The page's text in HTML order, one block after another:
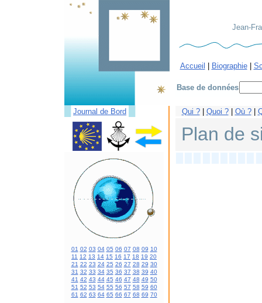
Jean-
Accueil Biographie
Base de données
Journal de Bord Qui ? Quoi ? Où ?
Plan de
01 02 03 04 05 06 07 08 09 10
11 12 13 14 15 16 17 18 19 20
21 22 23 24 25 26 27 28 29 30
31 32 33 34 35 36 37 38 39 40
41 42 43 44 45 46 47 48 49 50
51 52 53 54 55 56 57 58 59 60
61 62 63 64 65 66 67 68 69 70